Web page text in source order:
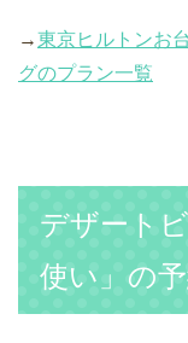
→東京ヒルトンお
グのプラン一覧
デザート
使い」の